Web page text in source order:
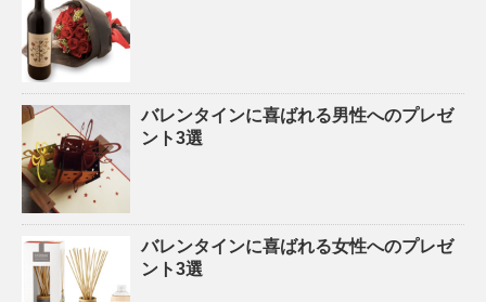
バレンタインに喜ばれる男性へのプレゼ
ント3選
バレンタインに喜ばれる女性へのプレゼ
ント3選